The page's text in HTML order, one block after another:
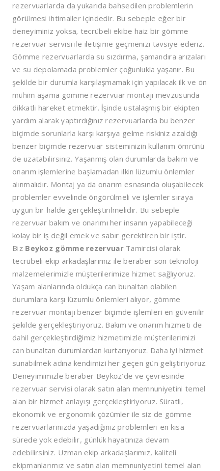
rezervuarlarda da yukarıda bahsedilen problemlerin
görülmesi ihtimaller içindedir. Bu sebeple eğer bir
deneyiminiz yoksa, tecrübeli ekibe haiz bir gömme
rezervuar servisi ile iletişime geçmenizi tavsiye ederiz.
Gömme rezervuarlarda su sızdırma, şamandıra arızaları
ve su depolamada problemler çoğunlukla yaşanır. Bu
şekilde bir durumla karşılaşmamak için yapılacak ilk ve ön
mühim aşama gömme rezervuar montajı mevzusunda
dikkatli hareket etmektir. İşinde ustalaşmış bir ekipten
yardım alarak yaptırdığınız rezervuarlarda bu benzer
biçimde sorunlarla karşı karşıya gelme riskiniz azaldığı
benzer biçimde rezervuar sisteminizin kullanım ömrünü
de uzatabilirsiniz. Yaşanmış olan durumlarda bakım ve
onarım işlemlerine başlamadan ilkin lüzumlu önlemler
alınmalıdır. Montaj ya da onarım esnasında oluşabilecek
problemler evvelinde öngörülmeli ve işlemler sıraya
uygun bir halde gerçekleştirilmelidir. Bu sebeple
rezervuar bakım ve onarımı her insanın yapabileceği
kolay bir iş değil emek ve sabır gerektiren bir iştir.
Biz Beykoz gömme rezervuar Tamircisi olarak
tecrübeli ekip arkadaşlarımız ile beraber son teknoloji
malzemelerimizle müşterilerimize hizmet sağlıyoruz.
Yaşam alanlarında oldukça can bunaltan olabilen
durumlara karşı lüzumlu önlemleri alıyor, gömme
rezervuar montajı benzer biçimde işlemleri en güvenilir
şekilde gerçekleştiriyoruz. Bakım ve onarım hizmeti de
dahil gerçekleştirdiğimiz hizmetimizle müşterilerimizi
can bunaltan durumlardan kurtarıyoruz. Daha iyi hizmet
sunabilmek adına kendimizi her geçen gün geliştiriyoruz.
Deneyimimizle beraber Beykoz’de ve çevresinde
rezervuar servisi olarak satın alan memnuniyetini temel
alan bir hizmet anlayışı gerçekleştiriyoruz. Süratli,
ekonomik ve ergonomik çözümler ile siz de gömme
rezervuarlarınızda yaşadığınız problemleri en kısa
sürede yok edebilir, günlük hayatınıza devam
edebilirsiniz. Uzman ekip arkadaşlarımız, kaliteli
ekipmanlarımız ve satın alan memnuniyetini temel alan